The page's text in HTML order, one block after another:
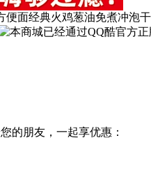
便面经典火鸡葱油免煮冲泡
的朋友，一起享优惠：